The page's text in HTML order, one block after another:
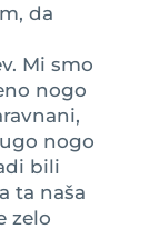
da
Mi smo
nogo
nogo
bili
ta naša
zelo